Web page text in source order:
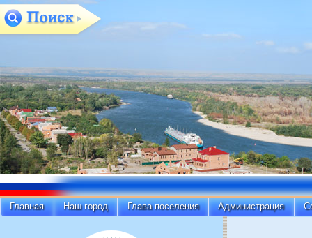
Главная Наш город Глава поселения Администрация